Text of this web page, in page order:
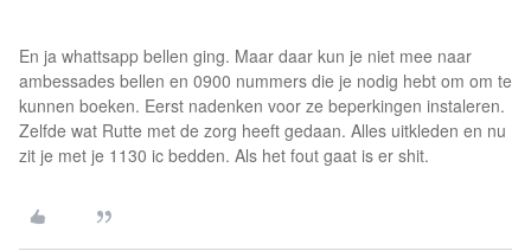
En ja whattsapp bellen ging. Maar daar kun je niet mee naar
ambessades bellen en 0900 nummers die je nodig hebt om om te
kunnen boeken. Eerst nadenken voor ze beperkingen instaleren.
Zelfde wat Rutte met de zorg heeft gedaan. Alles uitkleden en nu
zit je met je 1130 ic bedden. Als het fout gaat is er shit.